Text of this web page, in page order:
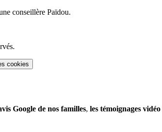
conseillère Païdou.
cookies
Google de nos familles, les témoignages vidéo